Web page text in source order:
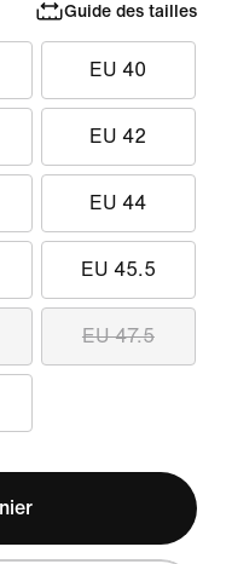
Guide des tailles
EU 40
EU 42
EU 44
EU 45.5
EU 47.5